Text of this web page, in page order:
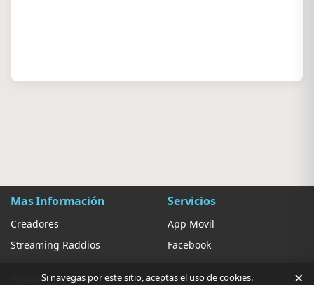
Mas Información
Creadores
Streaming Raddios
Servicios
App Movil
Facebook
Ayuda Ajustes
Si navegas por este sitio, aceptas el uso de cookies. ×